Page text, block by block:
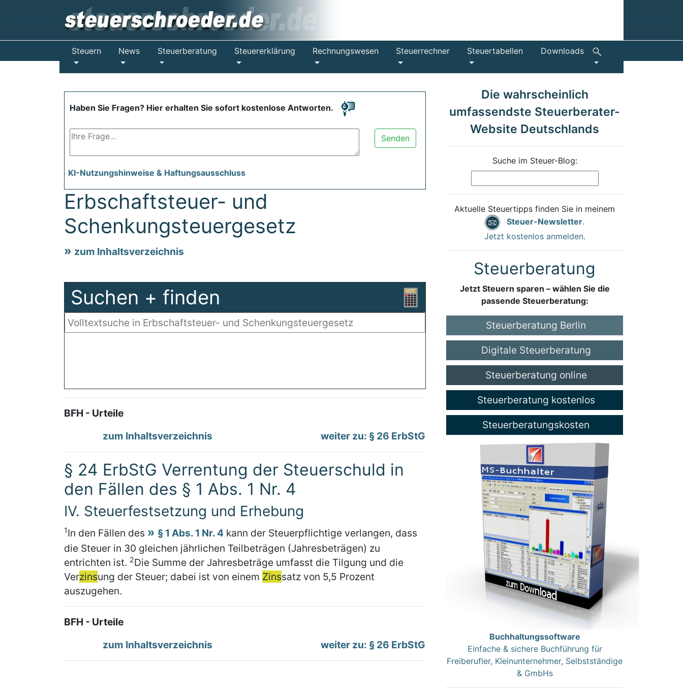
Steuern News Steuerberatung Steuererklärung Rechnungswesen Steuerrechner Steuertabellen Downloads
Haben Sie Fragen? Hier erhalten Sie sofort kostenlose Antworten.
Senden
KI-Nutzungshinweise & Haftungsausschluss
Erbschaftsteuer- und
Schenkungsteuergesetz
zum Inhaltsverzeichnis
Suchen + finden
BFH - Urteile
zum Inhaltsverzeichnis
weiter zu: § 26 ErbStG
§ 24 ErbStG Verrentung der Steuerschuld in
den Fällen des § 1 Abs. 1 Nr. 4
IV. Steuerfestsetzung und Erhebung
1In den Fällen des § 1 Abs. 1 Nr. 4 kann der Steuerpflichtige verlangen, dass
die Steuer in 30 gleichen jährlichen Teilbeträgen (Jahresbeträgen) zu
entrichten ist. 2Die Summe der Jahresbeträge umfasst die Tilgung und die
Verzinsung der Steuer; dabei ist von einem Zinssatz von 5,5 Prozent
auszugehen.
BFH - Urteile
zum Inhaltsverzeichnis
weiter zu: § 26 ErbStG
Die wahrscheinlich
umfassendste Steuerberater-
Website Deutschlands
Suche im Steuer-Blog:
Aktuelle Steuertipps finden Sie in meinem
Steuer-Newsletter.
Jetzt kostenlos anmelden.
Steuerberatung
Jetzt Steuern sparen – wählen Sie die
passende Steuerberatung:
Steuerberatung Berlin
Digitale Steuerberatung
Steuerberatung online
Steuerberatung kostenlos
Steuerberatungskosten
Buchhaltungssoftware
Einfache & sichere Buchführung für
Freiberufler, Kleinunternehmer, Selbstständige
& GmbHs